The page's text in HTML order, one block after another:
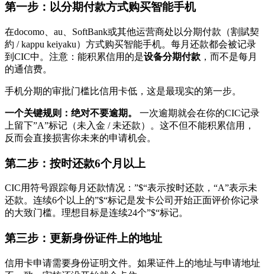
第一步：以分期付款方式购买智能手机
在docomo、au、SoftBank或其他运营商处以分期付款（割賦契
約 / kappu keiyaku）方式购买智能手机。每月还款都会被记录
到CIC中。注意：能积累信用的是设备分期付款 ，而不是每月
的通信费。
手机分期的审批门槛比信用卡低，这是最现实的第一步。
一个关键规则：绝对不要逾期。
一次逾期就会在你的CIC记录
上留下”A”标记（未入金 / 未还款）。这不但不能积累信用，
反而会直接损害你未来的申请机会。
第二步：按时还款6个月以上
CIC用符号跟踪每月还款情况：”$“表示按时还款，“A”表示未
还款。连续6个以上的”$“标记是发卡公司开始正面评价你记录
的大致门槛。理想目标是连续24个”$“标记。
第三步：更新身份证件上的地址
信用卡申请需要身份证明文件。如果证件上的地址与申请地址